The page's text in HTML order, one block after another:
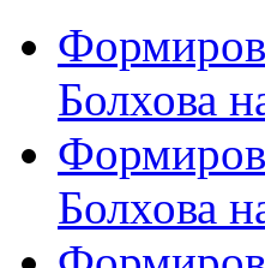
Болхова
Болхова